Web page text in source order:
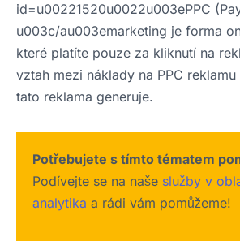
id=u00221520u0022u003ePPC
u003c/au003emarketing je forma
které platíte pouze za kliknutí na
vztah mezi náklady na PPC
tato reklama generuje.
Potřebujete s tímto tématem
Podívejte se na naše služby v
analytika a rádi vám pomůžeme!